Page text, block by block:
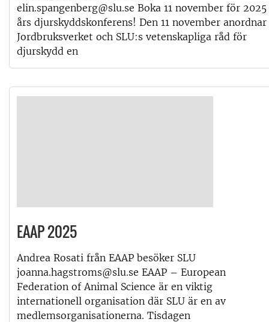
elin.spangenberg@slu.se Boka 11 november för 2025
års djurskyddskonferens! Den 11 november anordnar
Jordbruksverket och SLU:s vetenskapliga råd för
djurskydd en
EAAP 2025
Andrea Rosati från EAAP besöker SLU
joanna.hagstroms@slu.se EAAP – European
Federation of Animal Science är en viktig
internationell organisation där SLU är en av
medlemsorganisationerna. Tisdagen